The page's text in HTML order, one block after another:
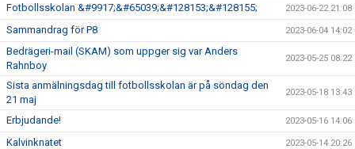
Fotbollsskolan &#9917;&#65039;&#128153;&#128155; 2023-06-22 21:08
Sammandrag för P8 2023-06-04 14:02
Bedrägeri-mail (SKAM) som uppger sig var Anders
Rahnboy
2023-05-25 08:22
Sista anmälningsdag till fotbollsskolan är på söndag den
21 maj
2023-05-18 13:43
Erbjudande! 2023-05-16 14:06
Kalvinknatet 2023-05-14 20:26